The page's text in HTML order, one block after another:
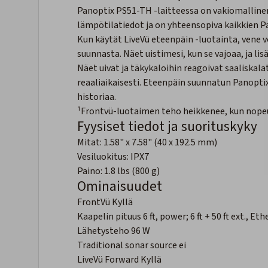
Panoptix PS51-TH -laitteessa on
lämpötilatiedot ja on yhteensopiva kaikkien
Kun käytät LiveVü eteenpäin -luotainta,
suunnasta. Näet uistimesi, kun se vajoaa, ja
Näet uivat ja täkykaloihin reagoivat
reaaliaikaisesti. Eteenpäin suunnatun
historiaa.
¹Frontvü-luotaimen teho heikkenee, kun
Fyysiset tiedot ja suorituskyky
Mitat: 1.58" x 7.58" (40 x 192.5 mm)
Vesiluokitus: IPX7
Paino: 1.8 lbs (800 g)
Ominaisuudet
FrontVü Kyllä
Kaapelin pituus 6 ft, power; 6 ft + 50 ft ext.,
Lähetysteho 96 W
Traditional sonar source ei
LiveVü Forward Kyllä